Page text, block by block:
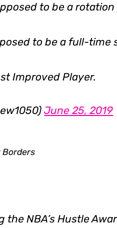
to be a rotation
to be a full-time
Improved Player.
June 25, 2019
Borders
NBA’s Hustle